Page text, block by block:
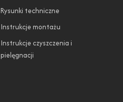
Rysunki techniczne
Instrukcje montażu
Instrukcje czyszczenia i
pielęgnacji